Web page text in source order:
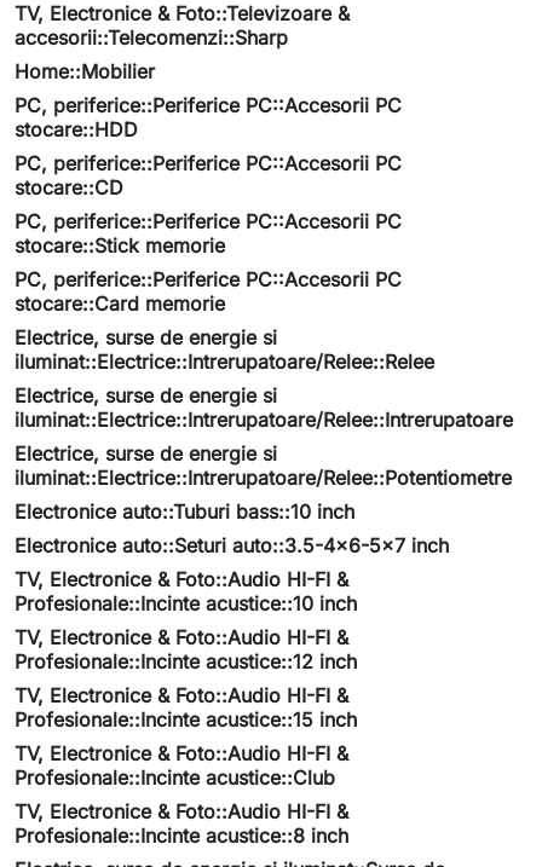
TV, Electronice & Foto::Televizoare &
accesorii::Telecomenzi::Sharp
Home::Mobilier
PC, periferice::Periferice PC::Accesorii PC
stocare::HDD
PC, periferice::Periferice PC::Accesorii PC
stocare::CD
PC, periferice::Periferice PC::Accesorii PC
stocare::Stick memorie
PC, periferice::Periferice PC::Accesorii PC
stocare::Card memorie
Electrice, surse de energie si
iluminat::Electrice::Intrerupatoare/Relee::Relee
Electrice, surse de energie si
iluminat::Electrice::Intrerupatoare/Relee::Intrerupatoare
Electrice, surse de energie si
iluminat::Electrice::Intrerupatoare/Relee::Potentiometre
Electronice auto::Tuburi bass::10 inch
Electronice auto::Seturi auto::3.5-4x6-5x7 inch
TV, Electronice & Foto::Audio HI-FI &
Profesionale::Incinte acustice::10 inch
TV, Electronice & Foto::Audio HI-FI &
Profesionale::Incinte acustice::12 inch
TV, Electronice & Foto::Audio HI-FI &
Profesionale::Incinte acustice::15 inch
TV, Electronice & Foto::Audio HI-FI &
Profesionale::Incinte acustice::Club
TV, Electronice & Foto::Audio HI-FI &
Profesionale::Incinte acustice::8 inch